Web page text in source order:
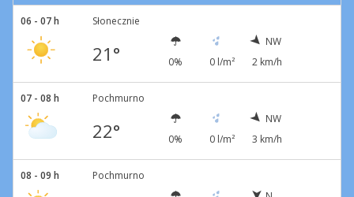
06 - 07 h Słonecznie
21° 0% 0 l/m²
NW
2 km/h
07 - 08 h Pochmurno
22° 0% 0 l/m²
NW
3 km/h
08 - 09 h Pochmurno